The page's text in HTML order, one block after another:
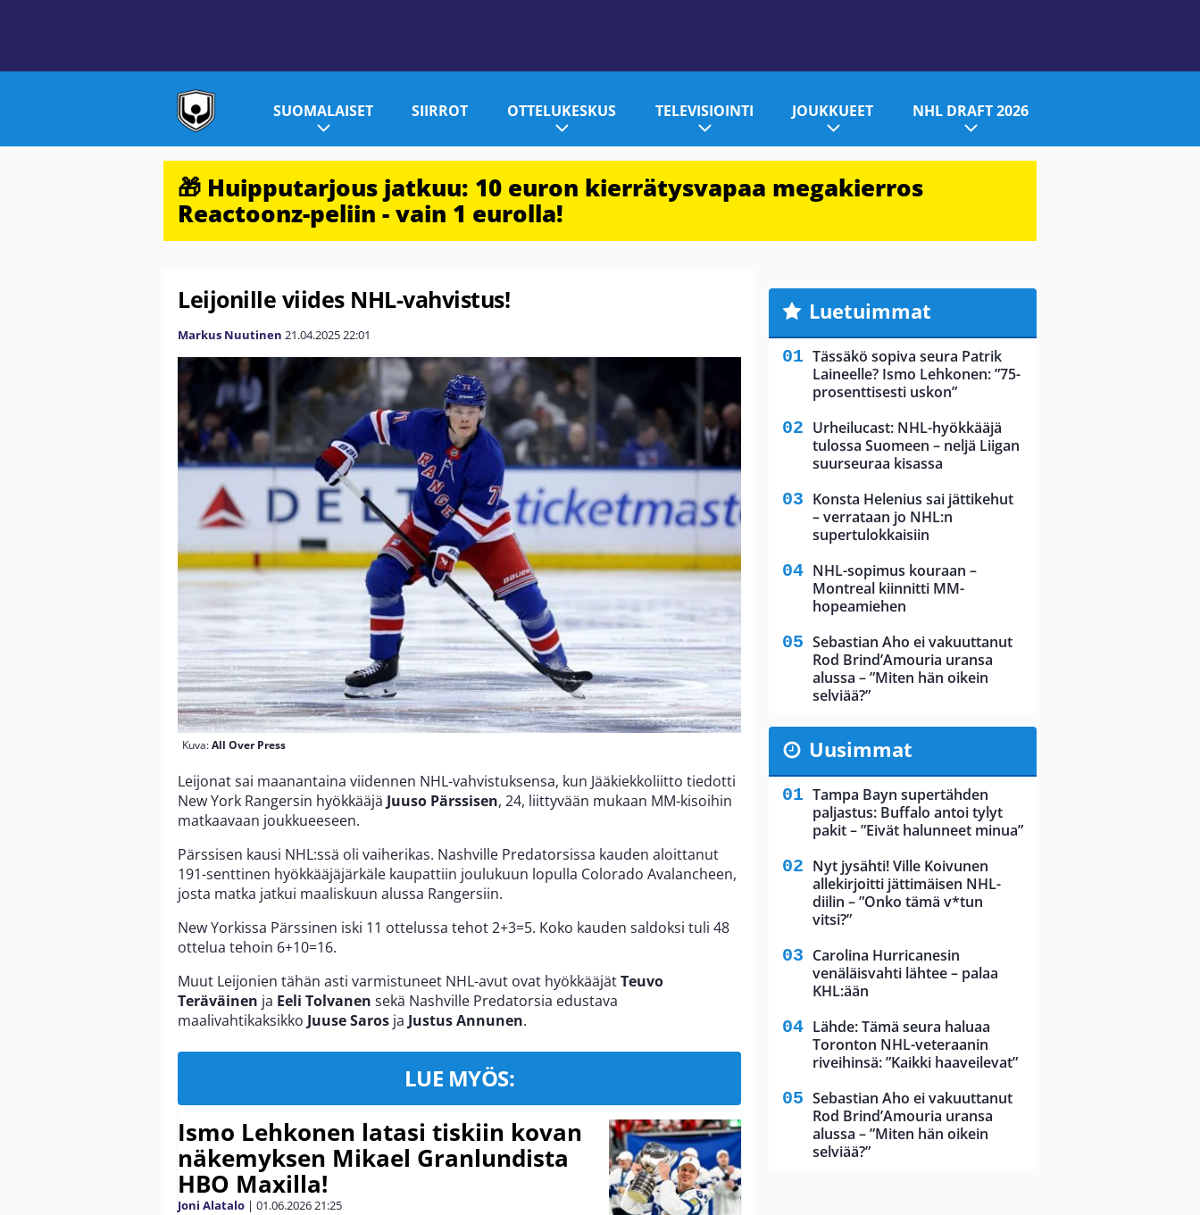
SUOMALAISET SIIRROT OTTELUKESKUS TELEVISIOINTI JOUKKUEET NHL DRAFT 2026
🎁 Huipputarjous jatkuu: 10 euron kierrätysvapaa megakierros
Reactoonz-peliin - vain 1 eurolla!
Leijonille viides NHL-vahvistus!
Markus Nuutinen 21.04.202522:01
Kuva:All Over Press
Leijonat sai maanantaina viidennen NHL-vahvistuksensa, kun Jääkiekkoliitto tiedotti
New York Rangersin hyökkääjä Juuso Pärssisen, 24, liittyvään mukaan MM-kisoihin
matkaavaan joukkueeseen.
Pärssisen kausi NHL:ssä oli vaiherikas. Nashville Predatorsissa kauden aloittanut
191-senttinen hyökkääjäjärkäle kaupattiin joulukuun lopulla Colorado Avalancheen,
josta matka jatkui maaliskuun alussa Rangersiin.
New Yorkissa Pärssinen iski 11 ottelussa tehot 2+3=5. Koko kauden saldoksi tuli 48
ottelua tehoin 6+10=16.
Muut Leijonien tähän asti varmistuneet NHL-avut ovat hyökkääjätTeuvo
Teräväinen ja Eeli Tolvanen sekä Nashville Predatorsia edustava
maalivahtikaksikko Juuse Saros ja Justus Annunen.
LUE MYÖS:
Ismo Lehkonen latasi tiskiin kovan
näkemyksen Mikael Granlundista
HBO Maxilla!
Joni Alatalo | 01.06.202621:25
Luetuimmat
Tässäkö sopiva seura Patrik
Laineelle? Ismo Lehkonen: ”75-
prosenttisesti uskon”
Urheilucast: NHL-hyökkääjä
tulossa Suomeen – neljä Liigan
suurseuraa kisassa
Konsta Helenius sai jättikehut
– verrataan jo NHL:n
supertulokkaisiin
NHL-sopimus kouraan –
Montreal kiinnitti MM-
hopeamiehen
Sebastian Aho ei vakuuttanut
Rod Brind’Amouria uransa
alussa – ”Miten hän oikein
selviää?”
Uusimmat
Tampa Bayn supertähden
paljastus: Buffalo antoi tylyt
pakit – ”Eivät halunneet minua”
Nyt jysähti! Ville Koivunen
allekirjoitti jättimäisen NHL-
diilin – ”Onko tämä v*tun
vitsi?”
Carolina Hurricanesin
venäläisvahti lähtee – palaa
KHL:ään
Lähde: Tämä seura haluaa
Toronton NHL-veteraanin
riveihinsä: ”Kaikki haaveilevat”
Sebastian Aho ei vakuuttanut
Rod Brind’Amouria uransa
alussa – ”Miten hän oikein
selviää?”